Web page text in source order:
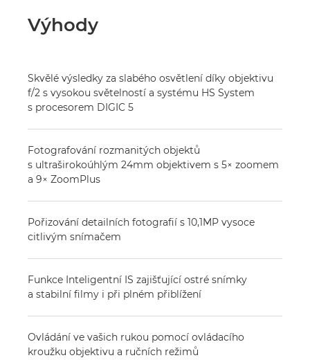
Výhody
Skvělé výsledky za slabého osvětlení díky objektivu
f/2 s vysokou světelností a systému HS System
s procesorem DIGIC 5
Fotografování rozmanitých objektů
s ultraširokoúhlým 24mm objektivem s 5× zoomem
a 9× ZoomPlus
Pořizování detailních fotografií s 10,1MP vysoce
citlivým snímačem
Funkce Inteligentní IS zajišťující ostré snímky
a stabilní filmy i při plném přiblížení
Ovládání ve vašich rukou pomocí ovládacího
kroužku objektivu a ručních režimů